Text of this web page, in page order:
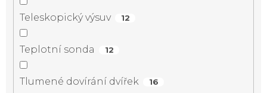
Teleskopický výsuv 12
Teplotní sonda 12
Tlumené dovírání dvířek 16